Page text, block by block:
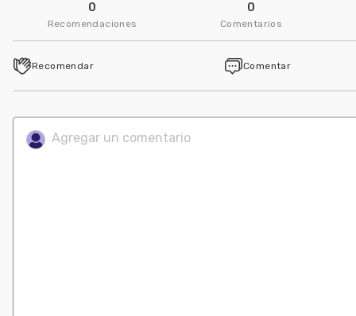
0
Recomendaciones
0
Comentarios
Recomendar Comentar